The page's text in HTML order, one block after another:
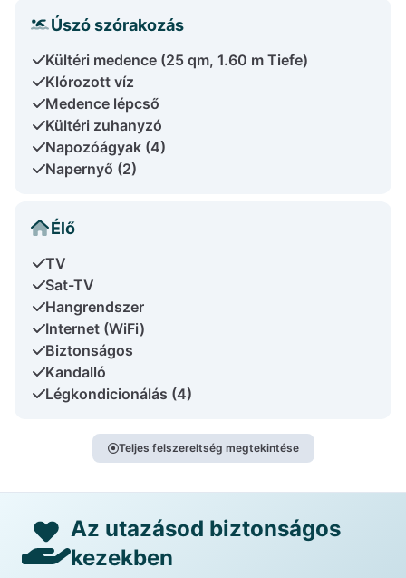
Úszó szórakozás
Kültéri medence (25 qm, 1.60 m Tiefe)
Klórozott víz
Medence lépcső
Kültéri zuhanyzó
Napozóágyak (4)
Napernyő (2)
Élő
TV
Sat-TV
Hangrendszer
Internet (WiFi)
Biztonságos
Kandalló
Légkondicionálás (4)
Teljes felszereltség megtekintése
Az utazásod biztonságos
kezekben